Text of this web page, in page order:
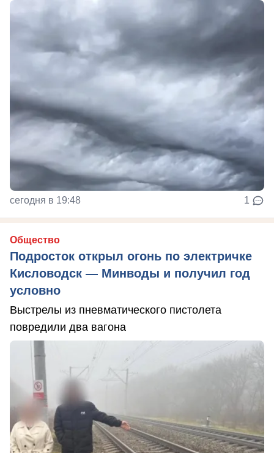
сегодня в 19:48 1
Общество
Подросток открыл огонь по электричке
Кисловодск — Минводы и получил год
условно
Выстрелы из пневматического пистолета
повредили два вагона